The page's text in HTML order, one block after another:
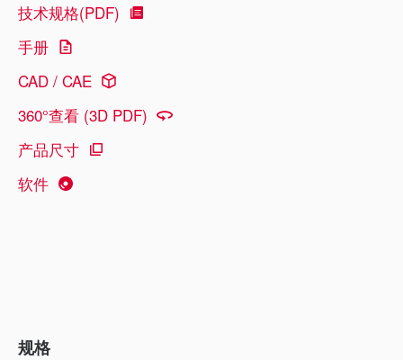
技术规格(PDF)
手册
CAD / CAE
360°查看 (3D PDF)
产品尺寸
软件
规格